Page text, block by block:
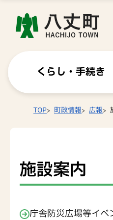
くらし・手続き
TOP 町政情報 広報
施設案内
庁舎防災広場等イベ